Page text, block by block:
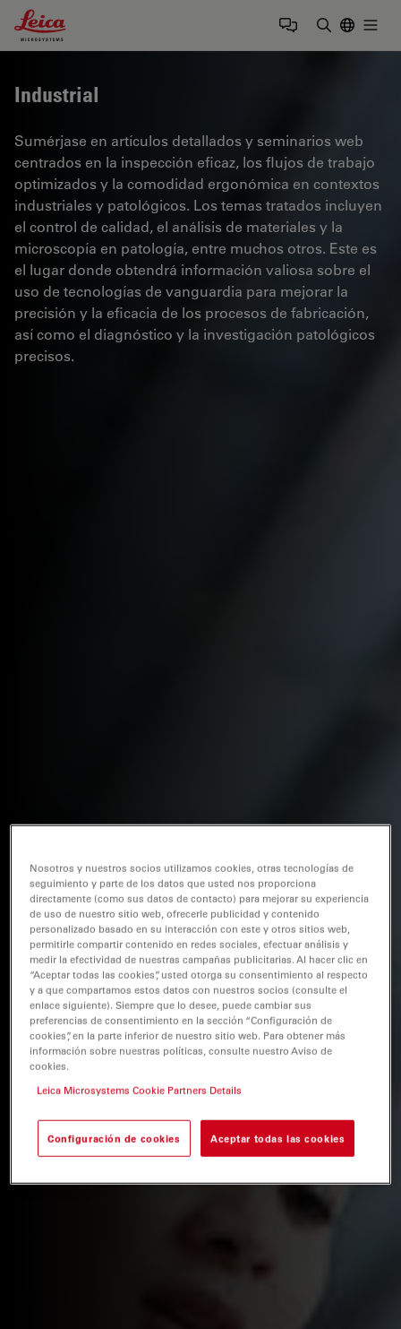
Leica Microsystems Logo
Industrial
Sumérjase en artículos detallados y seminarios web
centrados en la inspección eficaz, los flujos de trabajo
optimizados y la comodidad ergonómica en contextos
industriales y patológicos. Los temas tratados incluyen
el control de calidad, el análisis de materiales y la
microscopía en patología, entre muchos otros. Este es
el lugar donde obtendrá información valiosa sobre el
uso de tecnologías de vanguardia para mejorar la
precisión y la eficacia de los procesos de fabricación,
así como el diagnóstico y la investigación patológicos
precisos.
Nosotros y nuestros socios utilizamos cookies, otras tecnologías de
seguimiento y parte de los datos que usted nos proporciona
directamente (como sus datos de contacto) para mejorar su experiencia
de uso de nuestro sitio web, ofrecerle publicidad y contenido
personalizado basado en su interacción con este y otros sitios web,
permitirle compartir contenido en redes sociales, efectuar análisis y
medir la efectividad de nuestras campañas publicitarias. Al hacer clic en
“Aceptar todas las cookies”, usted otorga su consentimiento al respecto
y a que compartamos estos datos con nuestros socios (consulte el
enlace siguiente). Siempre que lo desee, puede cambiar sus
preferencias de consentimiento en la sección “Configuración de
cookies”, en la parte inferior de nuestro sitio web. Para obtener más
información sobre nuestras políticas, consulte nuestro Aviso de
cookies.
Leica Microsystems Cookie Partners Details
Configuración de cookies Aceptar todas las cookies